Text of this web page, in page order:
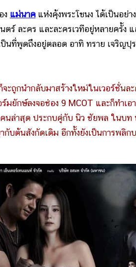
ง แม่นาค แห่งคุ้งพระโขนง ได้เป็นอย่
ร์ ละคร และละครเวทีอยู่หลายครั้ง
ที่พูดถึงอยู่ตลอด อาทิ ทราย เจริญปุ
ถูกนำกลับมาสร้างใหม่ในเวอร์ชั่นละ
มยักษ์ลงจอช่อง 9 MCOT และก็ทำเอ
ล่าสุด ประกบคู่กับ นิว ชัยพล ในบท
บต้นสังกัดเดิม อีกทั้งยังเป็นการพลิก